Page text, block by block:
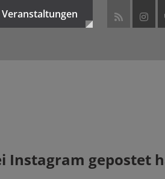
Instagram gepostet